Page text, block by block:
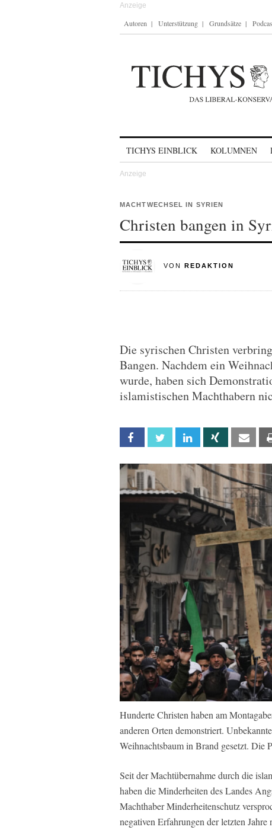
Autoren Unterstützung Grundsätze
TICHYS EINBLICK KOLUMNEN
MACHTWECHSEL IN SYRIEN
Christen bangen in
VON REDAKTION
Die syrischen Christen
Bangen. Nachdem ein
wurde, haben sich
islamistischen Machthabern
Facebook Twitter Linkedin Xing
Hunderte Christen haben am
anderen Orten demonstriert.
Weihnachtsbaum in Brand gesetzt. Die
Seit der Machtübernahme durch die
haben die Minderheiten des Landes
Machthaber Minderheitenschutz
negativen Erfahrungen der letzten